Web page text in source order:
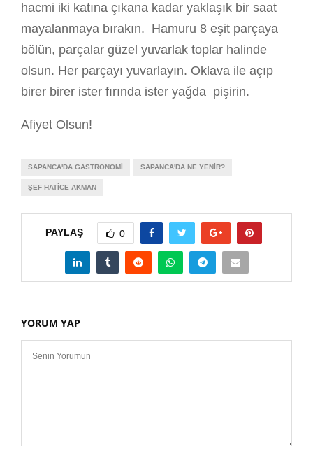
hacmi iki katına çıkana kadar yaklaşık bir saat
mayalanmaya bırakın. Hamuru 8 eşit parçaya
bölün, parçalar güzel yuvarlak toplar halinde
olsun. Her parçayı yuvarlayın. Oklava ile açıp
birer birer ister fırında ister yağda pişirin.
Afiyet Olsun!
SAPANCA'DA GASTRONOMI SAPANCA'DA NE YENIR?
ŞEF HATICE AKMAN
PAYLAŞ 0
YORUM YAP